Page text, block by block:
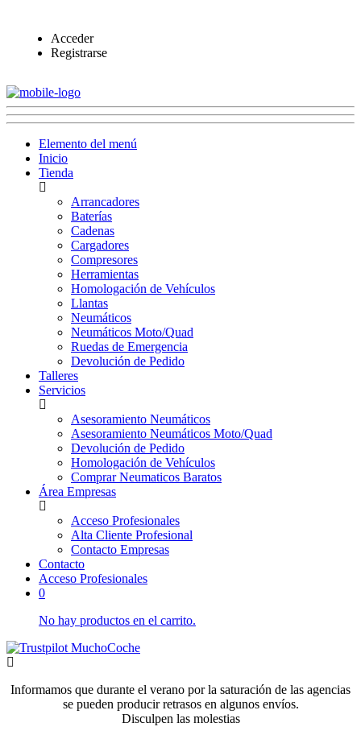
Acceder
Registrarse
Elemento del menú
Inicio
Tienda
Arrancadores
Baterías
Cadenas
Cargadores
Compresores
Herramientas
Homologación de Vehículos
Llantas
Neumáticos
Neumáticos Moto/Quad
Ruedas de Emergencia
Devolución de Pedido
Talleres
Servicios
Asesoramiento Neumáticos
Asesoramiento Neumáticos Moto/Quad
Devolución de Pedido
Homologación de Vehículos
Comprar Neumaticos Baratos
Área Empresas
Acceso Profesionales
Alta Cliente Profesional
Contacto Empresas
Contacto
Acceso Profesionales
0
No hay productos en el carrito.
Informamos que durante el verano por la saturación de las agencias
se pueden producir retrasos en algunos envíos.
Disculpen las molestias